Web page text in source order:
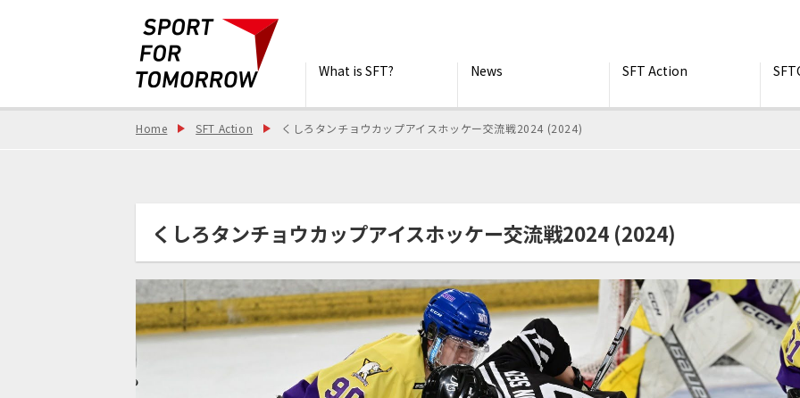
What is SFT? News SFT Action
Home SFT Action くしろタンチョウカップアイスホッケー交流戦2024 (2024)
くしろタンチョウカップアイスホッケー交流戦2024 (2024)